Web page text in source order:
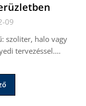
09
szoliter, halo vagy
tervezéssel.…